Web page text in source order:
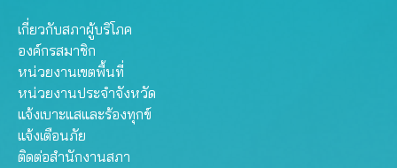
เกี่ยวกับสภาผู้บริโภค
องค์กรสมาชิก
หน่วยงานเขตพื้นที่
หน่วยงานประจำจังหวัด
แจ้งเบาะแสและร้องทุกข์
แจ้งเตือนภัย
ติดต่อสำนักงานสภา